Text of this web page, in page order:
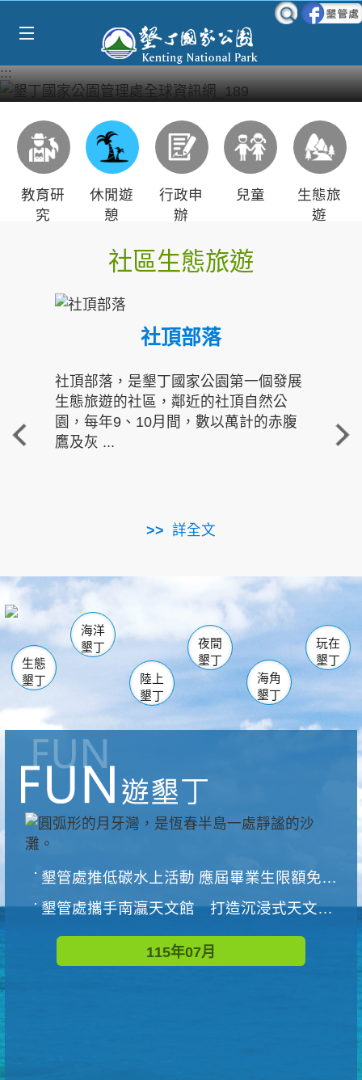
:::
教育研
究
休閒遊
憩
行政申
辦
兒童
生態旅
遊
社區生態旅遊
社頂部落
社頂部落，是墾丁國家公園第一個發展
生態旅遊的社區，鄰近的社頂自然公
園，每年9、10月間，數以萬計的赤腹
鷹及灰 ...
詳全文
重
走進
南仁湖
海生館
恆春 佳樂水
龍鑾潭自然中心 森林遊樂區
瓊麻館
關山 墾管處遊客中心
社頂公園 風吹沙
船帆石
白砂 龍磐公園
香蕉灣
砂島
鵝鑾鼻
生態
墾丁
海洋
墾丁
陸上
墾丁
夜間
墾丁
海角
墾丁
玩在
墾丁
墾管處推低碳水上活動 應屆畢業生限額免費參加
墾管處攜手南瀛天文館 打造沉浸式天文探索營隊
115年07月